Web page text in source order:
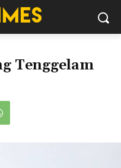
Tenggelam